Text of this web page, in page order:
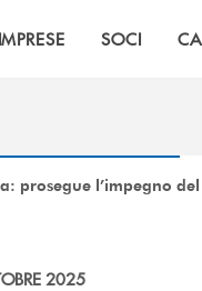
IMPRESE SOCI
prosegue l’impegno
2025